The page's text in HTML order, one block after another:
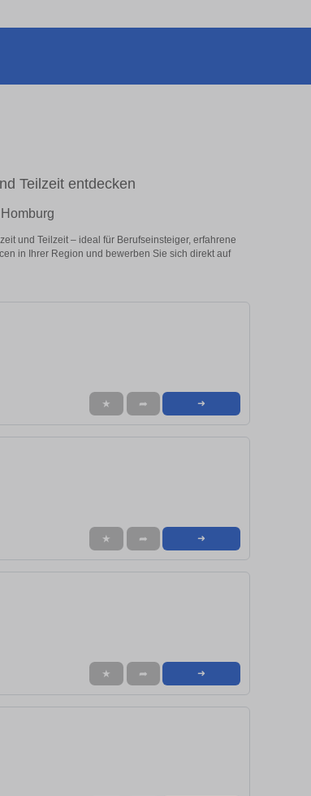
Teilzeit entdecken
und Teilzeit – ideal für Berufseinsteiger, erfahrene
in Ihrer Region und bewerben Sie sich direkt auf
★ ➦ ➜
★ ➦ ➜
★ ➦ ➜